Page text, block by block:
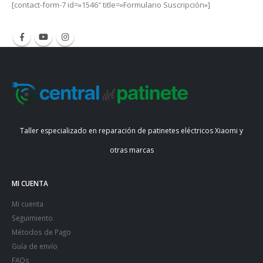
[contact-form-7 id=»1546″ title=»Formulario Suscripción»]
Taller especializado en reparación de patinetes eléctricos Xiaomi y
otras marcas
MI CUENTA
Mi cuenta
Seguimiento
Métodos de Pago
Guía de envío
FAQs